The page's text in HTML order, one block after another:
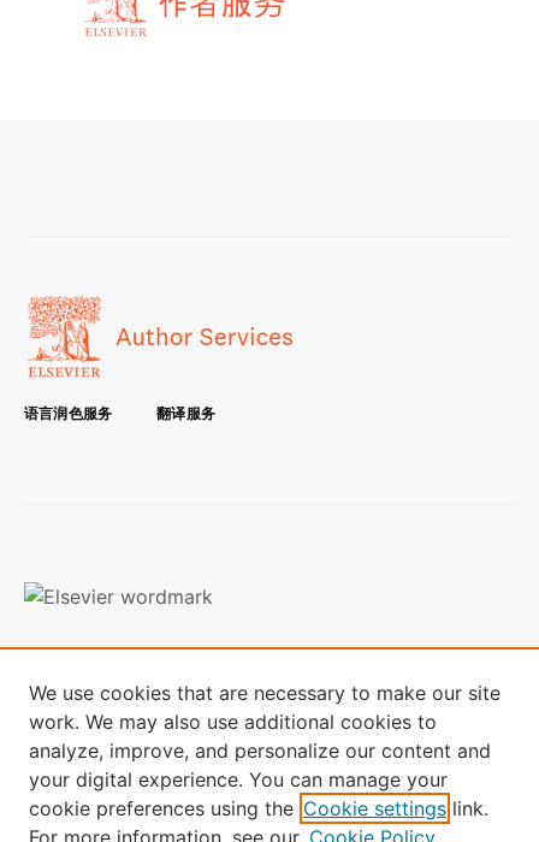
语言润色服务 翻译服务
条款与条件
隐私政策
本网站使用Cookies，如想了解更多信息，
请访问终端数据页面
本网站的全部内容：版权所有 © 2024 Elsevier B.V. 其许可方及贡
献者。保留所有权利，包括文本和数据挖掘、 AI 训练和类似技
术。
We use cookies that are necessary to make our site
work. We may also use additional cookies to
analyze, improve, and personalize our content and
your digital experience. You can manage your
cookie preferences using the Cookie settings link.
For more information, see our Cookie Policy